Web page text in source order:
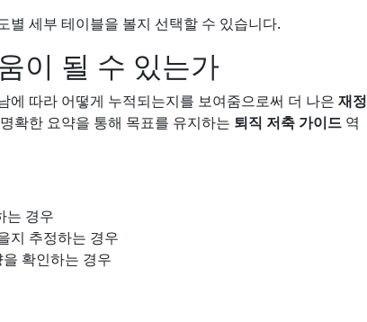
별 세부 테이블을 볼지 선택할 수 있습니다.
이 될 수 있는가
에 따라 어떻게 누적되는지를 보여줌으로써 더 나은 재정
확한 요약을 통해 목표를 유지하는 퇴직 저축 가이드 역
는 경우
지 추정하는 경우
확인하는 경우